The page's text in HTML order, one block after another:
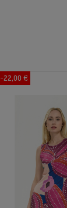
-22,00 €